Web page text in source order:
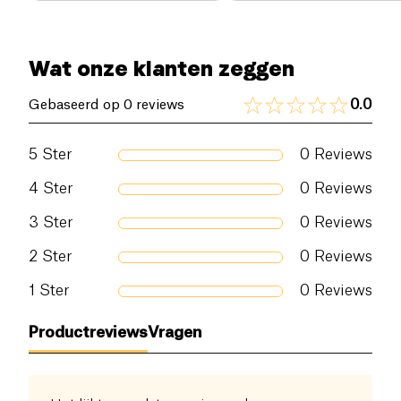
Wat onze klanten zeggen
Gebaseerd op 0 reviews 0.0
5 Ster 0 Reviews
4 Ster 0 Reviews
3 Ster 0 Reviews
2 Ster 0 Reviews
1 Ster 0 Reviews
ProductreviewsVragen